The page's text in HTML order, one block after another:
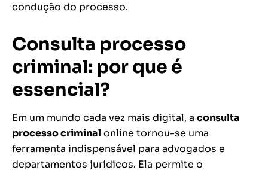
condução do processo.
Consulta processo
criminal: por que é
essencial?
Em um mundo cada vez mais digital, a consulta
processo criminal online tornou-se uma
ferramenta indispensável para advogados e
departamentos jurídicos. Ela permite o